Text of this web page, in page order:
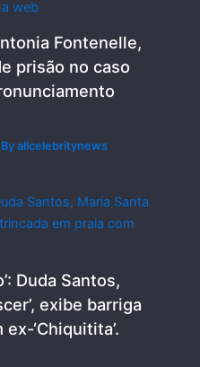
Fontenelle,
prisão no caso
allcelebritynews
Duda Santos,
exibe barriga
‘Chiquitita’.